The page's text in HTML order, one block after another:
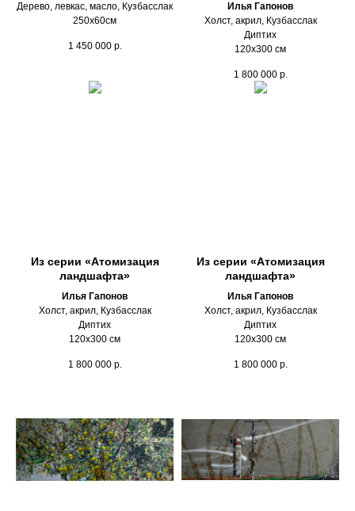
Дерево, левкас, масло, Кузбасслак
250х60см
1 450 000 р.
Илья Гапонов
Холст, акрил, Кузбасслак
Диптих
120х300 см
1 800 000 р.
Из серии «Атомизация
ландшафта»
Илья Гапонов
Холст, акрил, Кузбасслак
Диптих
120х300 см
1 800 000 р.
Из серии «Атомизация
ландшафта»
Илья Гапонов
Холст, акрил, Кузбасслак
Диптих
120х300 см
1 800 000 р.